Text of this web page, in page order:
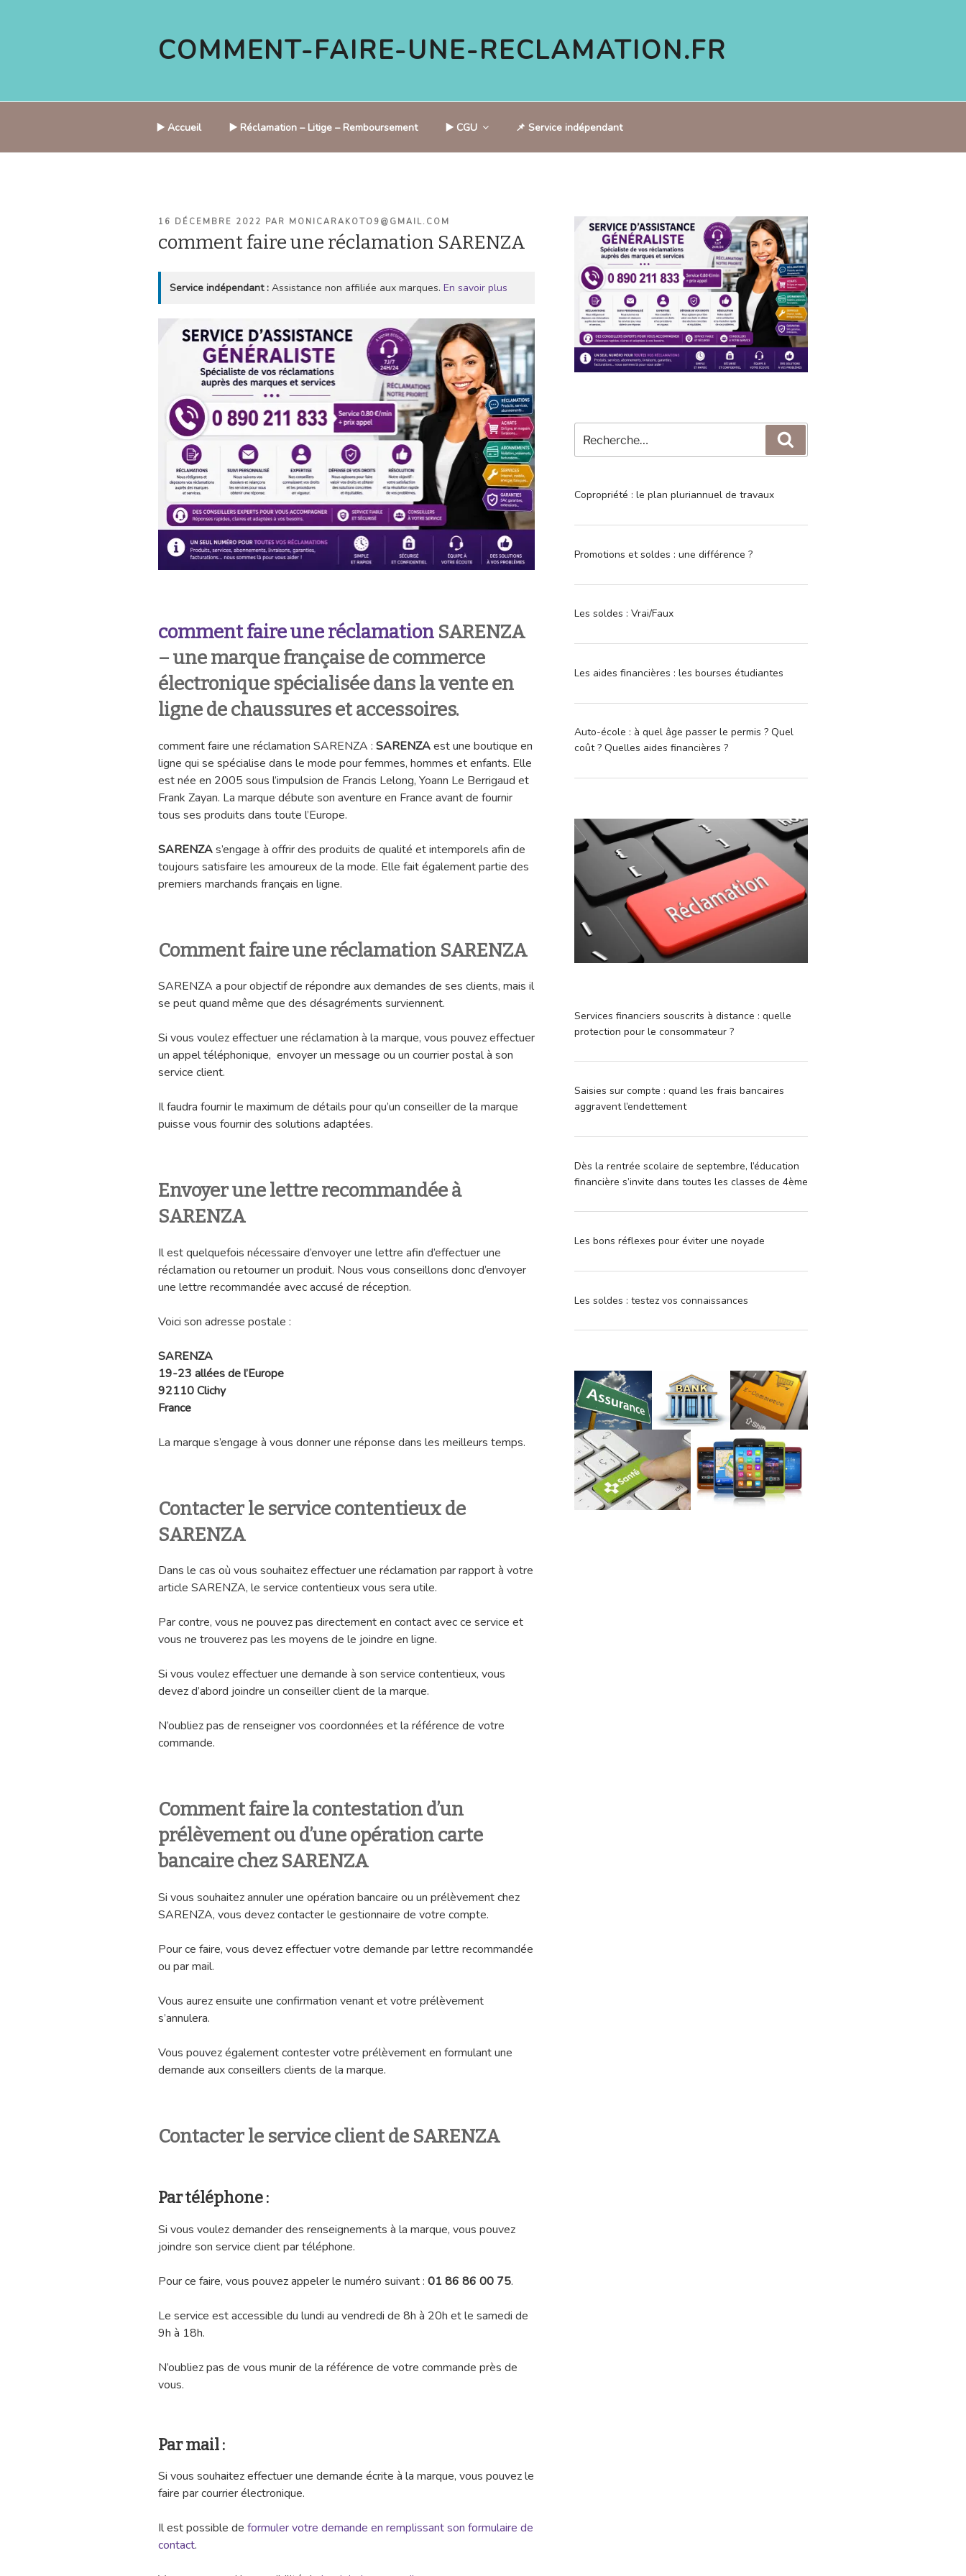
COMMENT-FAIRE-UNE-RECLAMATION.FR
▶️ Accueil ▶️ Réclamation – Litige – Remboursement ▶️ CGU 📌 Service indépendant
PUBLIÉ
16 DÉCEMBRE 2022 PAR MONICARAKOTO9@GMAIL.COM
comment faire une réclamation SARENZA
Service indépendant : Assistance non affiliée aux marques. En savoir plus
comment faire une réclamation SARENZA
– une marque française de commerce
électronique spécialisée dans la vente en
ligne de chaussures et accessoires.
comment faire une réclamation SARENZA : SARENZAest une boutique en
ligne qui se spécialise dans le mode pour femmes, hommes et enfants. Elle
est née en 2005 sous l’impulsion de Francis Lelong, Yoann Le Berrigaud et
Frank Zayan. La marque débute son aventure en France avant de fournir
tous ses produits dans toute l’Europe.
SARENZAs’engage à offrir des produits de qualité et intemporels afin de
toujours satisfaire les amoureux de la mode. Elle fait également partie des
premiers marchands français en ligne.
Comment faire une réclamation SARENZA
SARENZA a pour objectif de répondre aux demandes de ses clients, mais il
se peut quand même que des désagréments surviennent.
Si vous voulez effectuer une réclamation à la marque, vous pouvez effectuer
un appel téléphonique, envoyer un message ou un courrier postal à son
service client.
Il faudra fournir le maximum de détails pour qu’un conseiller de la marque
puisse vous fournir des solutions adaptées.
Envoyer une lettre recommandée à
SARENZA
Il est quelquefois nécessaire d’envoyer une lettre afin d’effectuer une
réclamation ou retourner un produit. Nous vous conseillons donc d’envoyer
une lettre recommandée avec accusé de réception.
Voici son adresse postale :
SARENZA
19-23 allées de l’Europe
92110 Clichy
France
La marque s’engage à vous donner une réponse dans les meilleurs temps.
Contacter le service contentieux de
SARENZA
Dans le cas où vous souhaitez effectuer une réclamation par rapport à votre
article SARENZA, le service contentieux vous sera utile.
Par contre, vous ne pouvez pas directement en contact avec ce service et
vous ne trouverez pas les moyens de le joindre en ligne.
Si vous voulez effectuer une demande à son service contentieux, vous
devez d’abord joindre un conseiller client de la marque.
N’oubliez pas de renseigner vos coordonnées et la référence de votre
commande.
Comment faire la contestation d’un
prélèvement ou d’une opération carte
bancaire chez SARENZA
Si vous souhaitez annuler une opération bancaire ou un prélèvement chez
SARENZA, vous devez contacter le gestionnaire de votre compte.
Pour ce faire, vous devez effectuer votre demande par lettre recommandée
ou par mail.
Vous aurez ensuite une confirmation venant et votre prélèvement
s’annulera.
Vous pouvez également contester votre prélèvement en formulant une
demande aux conseillers clients de la marque.
Contacter le service client de SARENZA
Par téléphone :
Si vous voulez demander des renseignements à la marque, vous pouvez
joindre son service client par téléphone.
Pour ce faire, vous pouvez appeler le numéro suivant : 01 86 86 00 75.
Le service est accessible du lundi au vendredi de 8h à 20h et le samedi de
9h à 18h.
N’oubliez pas de vous munir de la référence de votre commande près de
vous.
Par mail :
Si vous souhaitez effectuer une demande écrite à la marque, vous pouvez le
faire par courrier électronique.
Il est possible de formuler votre demande en remplissant son formulaire de
contact.
pour
:
Copropriété : le plan pluriannuel de travaux
Promotions et soldes : une différence ?
Les soldes : Vrai/Faux
Les aides financières : les bourses étudiantes
Auto-école : à quel âge passer le permis ? Quel
coût ? Quelles aides financières ?
Services financiers souscrits à distance : quelle
protection pour le consommateur ?
Saisies sur compte : quand les frais bancaires
aggravent l’endettement
Dès la rentrée scolaire de septembre, l’éducation
financière s’invite dans toutes les classes de 4ème
Les bons réflexes pour éviter une noyade
Les soldes : testez vos connaissances